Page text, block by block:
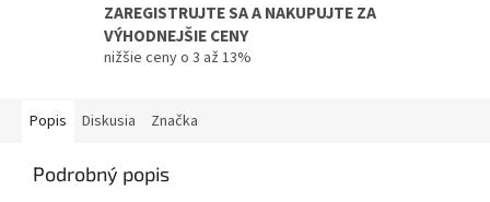
ZAREGISTRUJTE SA A NAKUPUJTE ZA
VÝHODNEJŠIE CENY
nižšie ceny o 3 až 13%
Popis Diskusia Značka
Podrobný popis